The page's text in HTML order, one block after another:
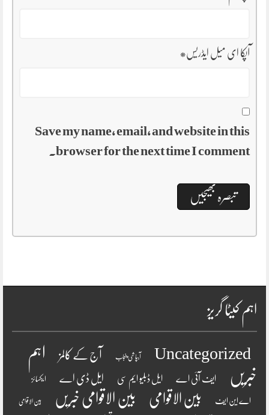
آپکا ای میل ایڈریس*
Save my name, email, and website in this
browser for the next time I comment.
اہم کیٹا گریز
Uncategorized آبپاشی پنجاب آج کے کالمز
اہم
خبریں
ایف آئی اے ایل ڈبلیو ایم سی ایل ڈی اے ایکسائز
اے این ایف بین الاقوامی بین الاقوامی خبریں بین الاقوامی